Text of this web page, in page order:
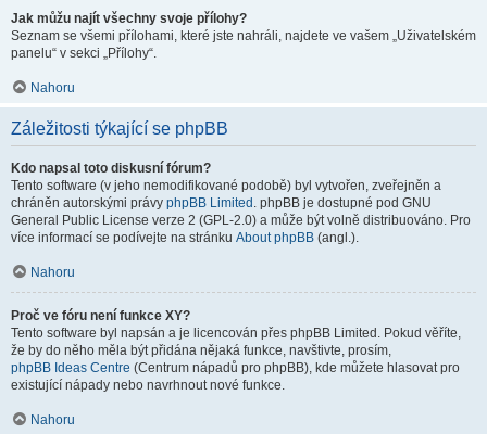
Jak můžu najít všechny svoje přílohy?
Seznam se všemi přílohami, které jste nahráli, najdete ve vašem „Uživatelském
panelu“ v sekci „Přílohy“.
Nahoru
Záležitosti týkající se phpBB
Kdo napsal toto diskusní fórum?
Tento software (v jeho nemodifikované podobě) byl vytvořen, zveřejněn a
chráněn autorskými právy phpBB Limited . phpBB je dostupné pod GNU
General Public License verze 2 (GPL-2.0) a může být volně distribuováno. Pro
více informací se podívejte na stránku About phpBB (angl.).
Nahoru
Proč ve fóru není funkce XY?
Tento software byl napsán a je licencován přes phpBB Limited. Pokud věříte,
že by do něho měla být přidána nějaká funkce, navštivte, prosím,
phpBB Ideas Centre (Centrum nápadů pro phpBB), kde můžete hlasovat pro
existující nápady nebo navrhnout nové funkce.
Nahoru